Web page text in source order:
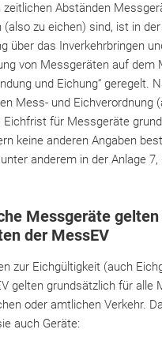
zeitlichen Abständen
(also zu eichen) sind, ist in
über das Inverkehrbringen
von Messgeräten auf dem
und Eichung“ geregelt.
Mess- und Eichverordnung
Eichfrist für Messgeräte
keine anderen Angaben
anderem in der Anlage 7,
Messgeräte
der MessEV
zur Eichgültigkeit (auch
gelten grundsätzlich für alle
oder amtlichen Verkehr.
auch Geräte: